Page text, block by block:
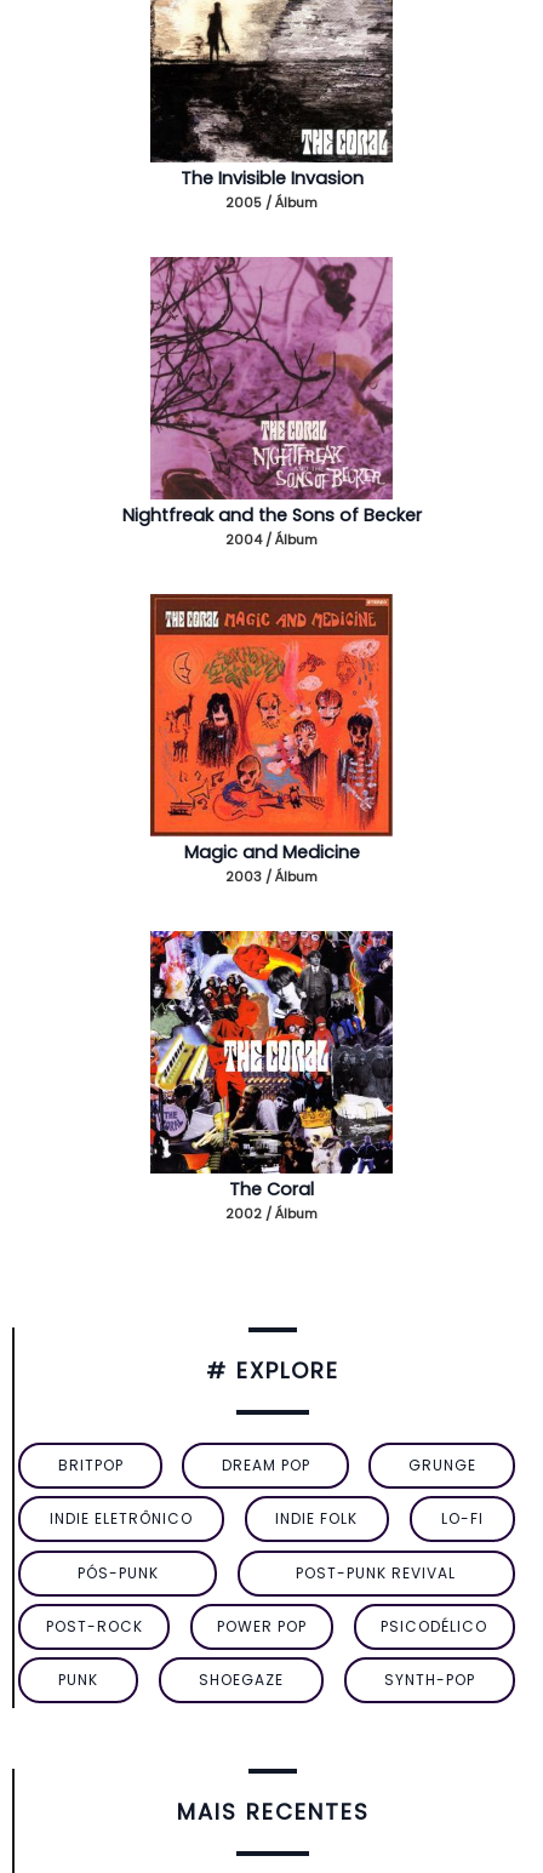
The Invisible Invasion
2005 / Álbum
Nightfreak and the Sons of Becker
2004 / Álbum
Magic and Medicine
2003 / Álbum
The Coral
2002 / Álbum
# EXPLORE
BRITPOP DREAM POP GRUNGE
INDIE ELETRÔNICO INDIE FOLK LO-FI
PÓS-PUNK POST-PUNK REVIVAL
POST-ROCK POWER POP PSICODÉLICO
PUNK SHOEGAZE SYNTH-POP
MAIS RECENTES